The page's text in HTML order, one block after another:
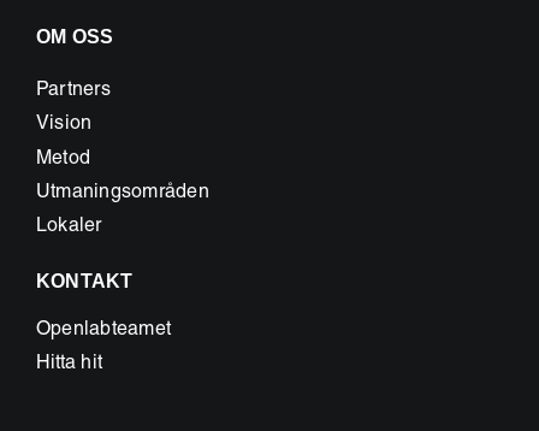
OM OSS
Partners
Vision
Metod
Utmaningsområden
Lokaler
KONTAKT
Openlabteamet
Hitta hit